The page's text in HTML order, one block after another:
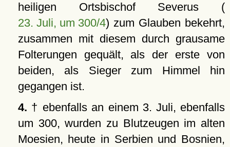
heiligen Ortsbischof Severus (
23. Juli, um 300/4) zum Glauben bekehrt,
zusammen mit diesem durch grausame
Folterungen gequält, als der erste von
beiden, als Sieger zum Himmel hin
gegangen ist.
4. † ebenfalls an einem 3. Juli, ebenfalls
um 300, wurden zu Blutzeugen im alten
Moesien, heute in Serbien und Bosnien,